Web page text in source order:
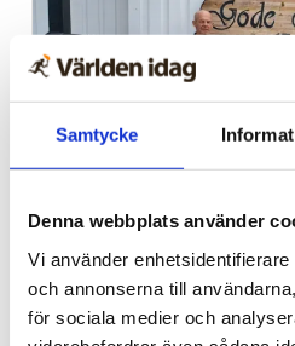
Samtycke
Denna webbplats använder
Vi använder
och annonserna till
för sociala medier och
Sommarkonferens
Nu inleder
långa